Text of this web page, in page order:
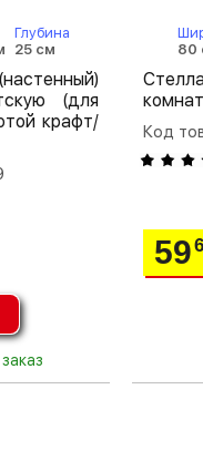
Глубина
25 см
(для
крафт/
80
Код
59